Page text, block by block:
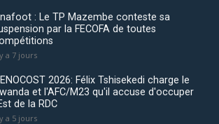
: Le TP Mazembe conteste sa
par la FECOFA de toutes
a 7 jours
2026: Félix Tshisekedi charge le
et l'AFC/M23 qu'il accuse d'occuper
de la RDC
a 5 jours